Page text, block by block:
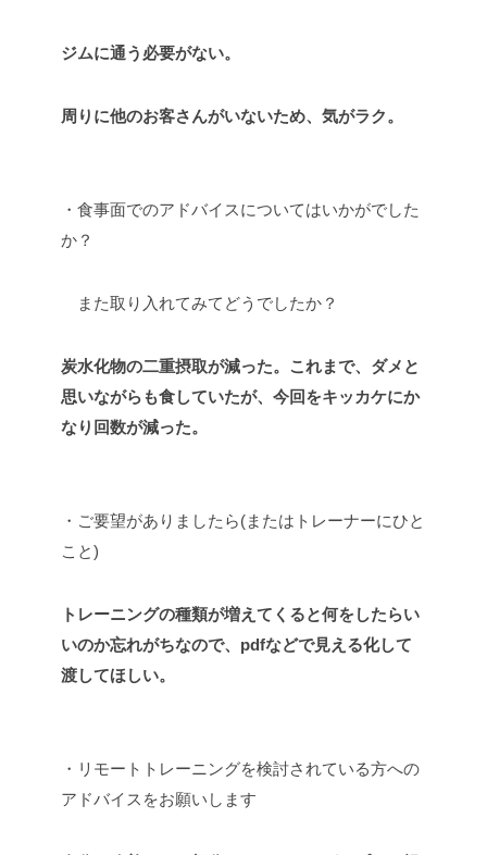
ジムに通う必要がない。
周りに他のお客さんがいないため、気がラク。
・食事面でのアドバイスについてはいかがでした
か？
また取り入れてみてどうでしたか？
炭水化物の二重摂取が減った。これまで、ダメと
思いながらも食していたが、今回をキッカケにか
なり回数が減った。
・ご要望がありましたら(またはトレーナーにひと
こと)
トレーニングの種類が増えてくると何をしたらい
いのか忘れがちなので、pdfなどで見える化して
渡してほしい。
・リモートトレーニングを検討されている方への
アドバイスをお願いします